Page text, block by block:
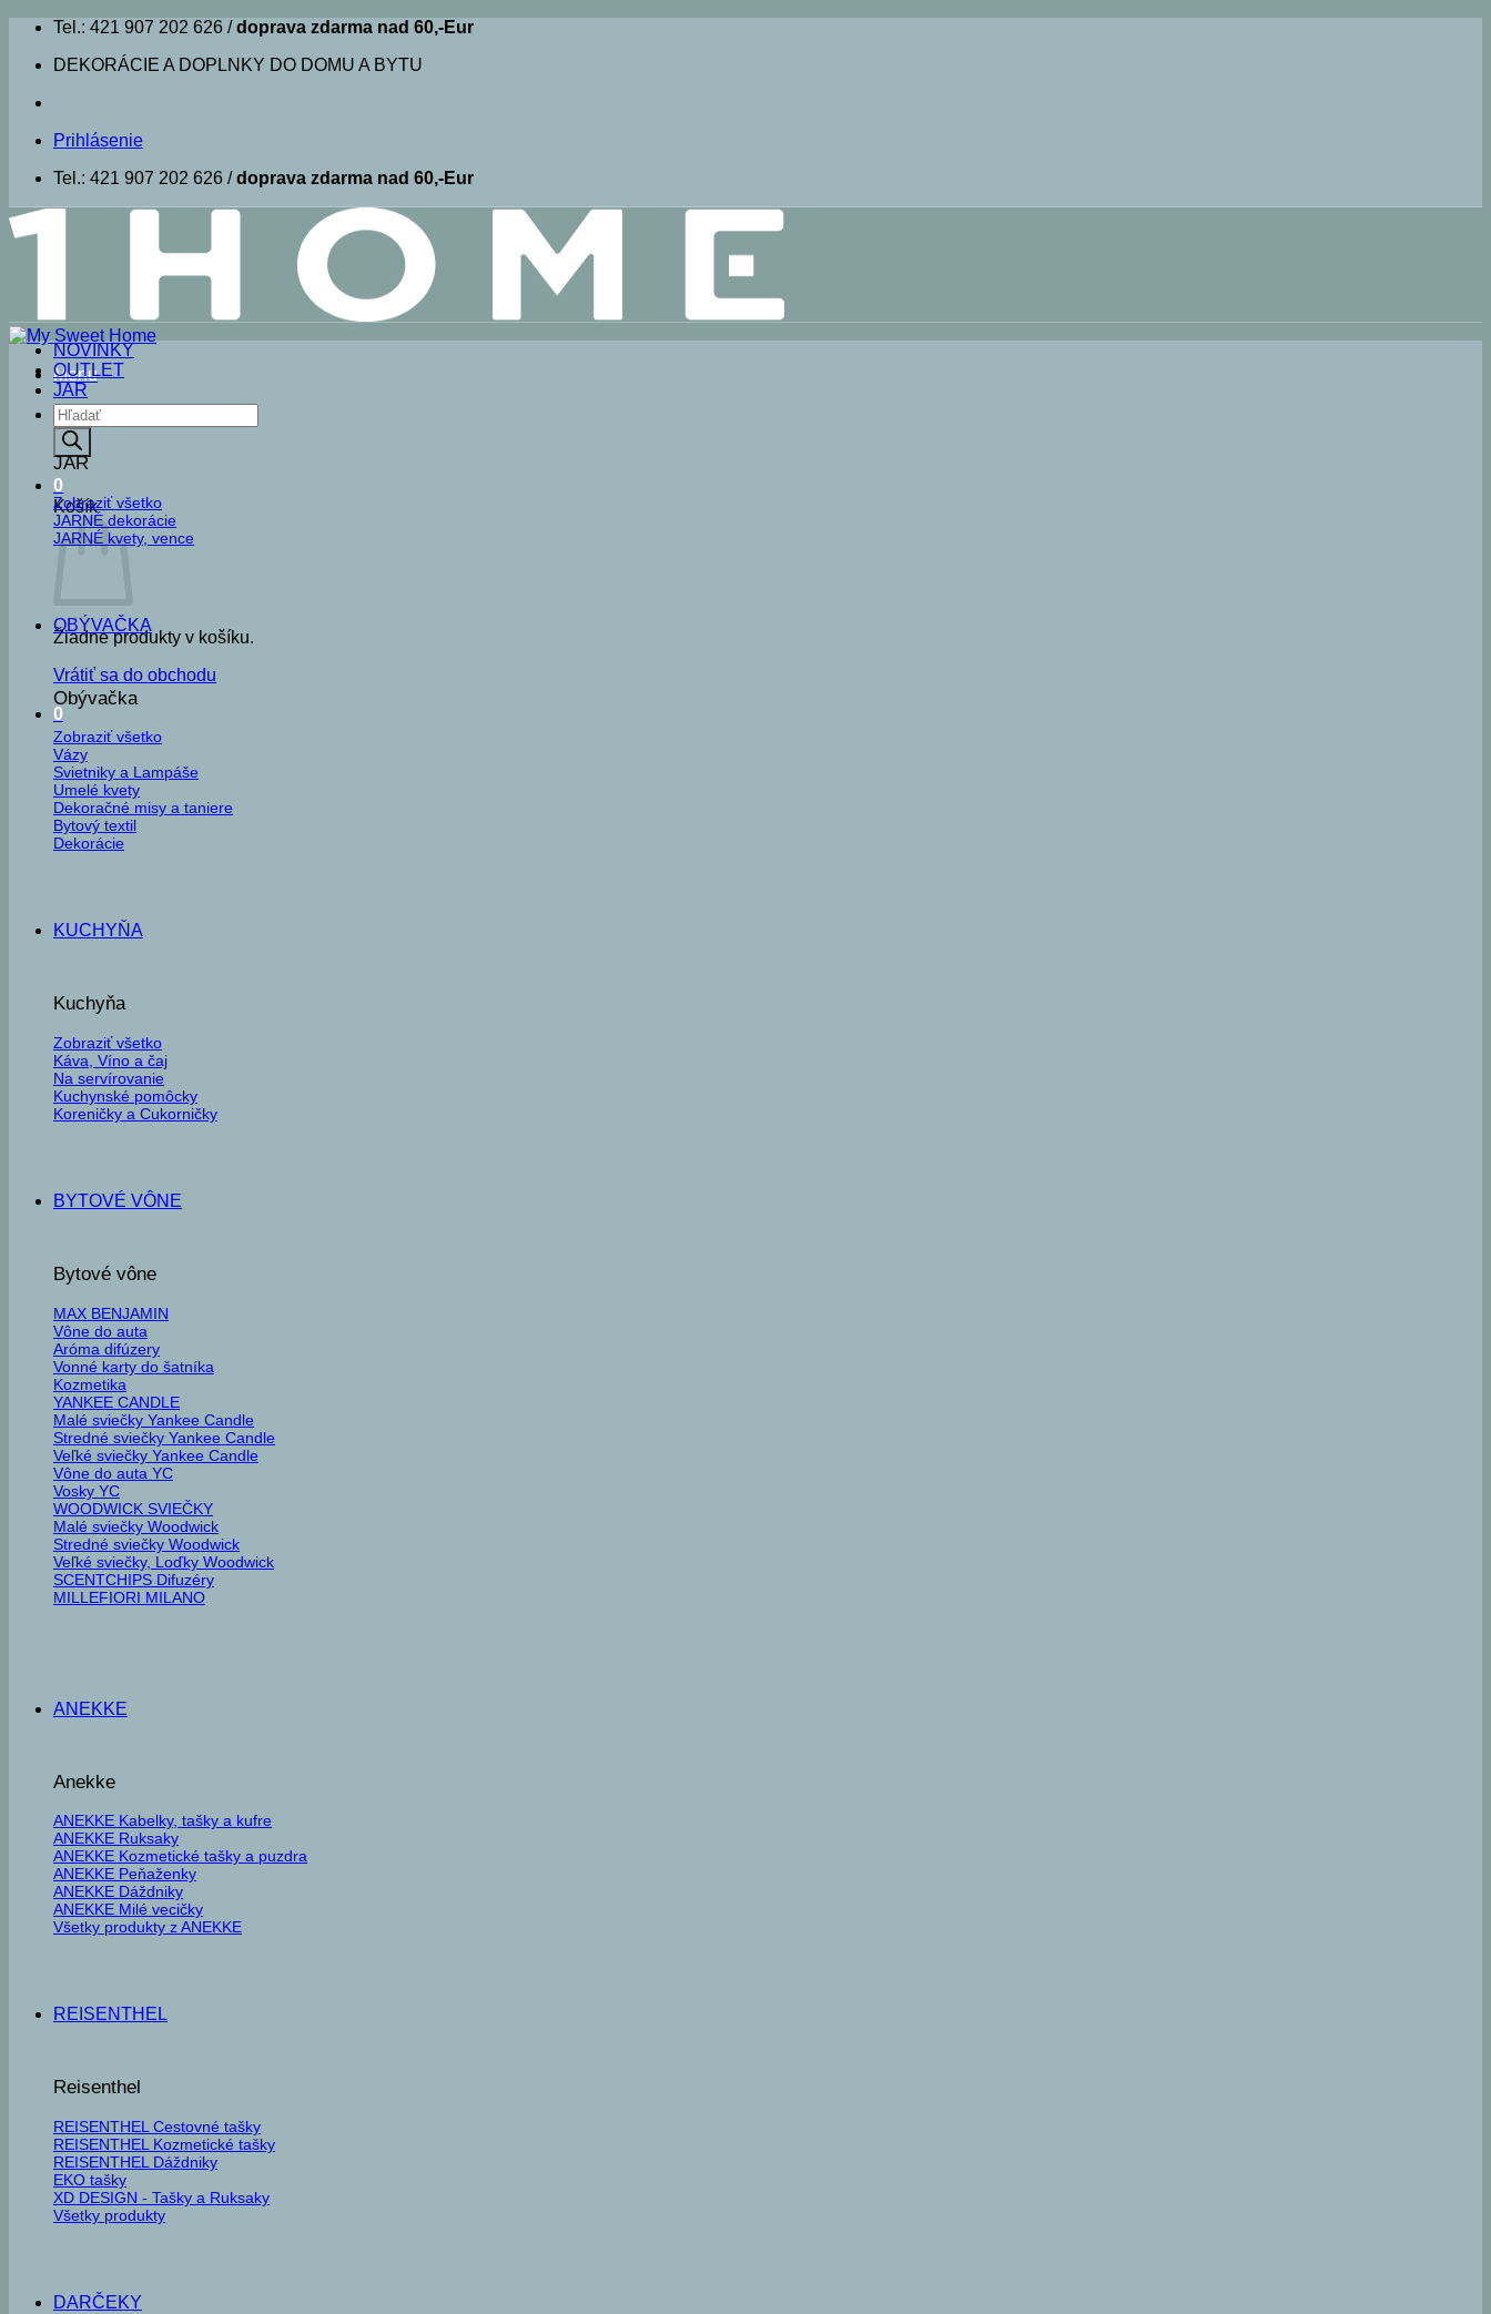
Skip
content
Tel.: 421 907 202 626 /doprava zdarma nad 60,-Eur
DEKORÁCIE A DOPLNKY DO DOMU A BYTU
Prihlásenie
Tel.: 421 907 202 626 /doprava zdarma nad 60,-Eur
Menu
Products
search
0
Košík
Žiadne produkty v košíku.
Vrátiť sa do obchodu
0
NOVINKY
OUTLET
JAR
JAR
Zobraziť všetko
JARNÉ dekorácie
JARNÉ kvety, vence
OBÝVAČKA
Obývačka
Zobraziť všetko
Vázy
Svietniky a Lampáše
Umelé kvety
Dekoračné misy a taniere
Bytový textil
Dekorácie
KUCHYŇA
Kuchyňa
Zobraziť všetko
Káva, Víno a čaj
Na servírovanie
Kuchynské pomôcky
Koreničky a Cukorničky
BYTOVÉ VÔNE
Bytové vône
MAX BENJAMIN
Vône do auta
Aróma difúzery
Vonné karty do šatníka
Kozmetika
YANKEE CANDLE
Malé sviečky Yankee Candle
Stredné sviečky Yankee Candle
Veľké sviečky Yankee Candle
Vône do auta YC
Vosky YC
WOODWICK SVIEČKY
Malé sviečky Woodwick
Stredné sviečky Woodwick
Veľké sviečky, Loďky Woodwick
SCENTCHIPS Difuzéry
MILLEFIORI MILANO
ANEKKE
Anekke
ANEKKE Kabelky, tašky a kufre
ANEKKE Ruksaky
ANEKKE Kozmetické tašky a puzdra
ANEKKE Peňaženky
ANEKKE Dáždniky
ANEKKE Milé vecičky
Všetky produkty z ANEKKE
REISENTHEL
Reisenthel
REISENTHEL Cestovné tašky
REISENTHEL Kozmetické tašky
REISENTHEL Dáždniky
EKO tašky
XD DESIGN - Tašky a Ruksaky
Všetky produkty
DARČEKY